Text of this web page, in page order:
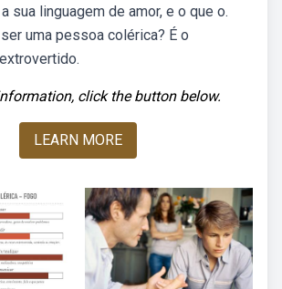
sua linguagem de amor, e o que o.
uma pessoa colérica? É o
click the button below.
LEARN MORE